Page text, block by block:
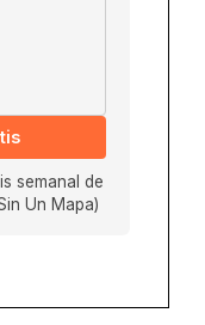
semanal de
Un Mapa)